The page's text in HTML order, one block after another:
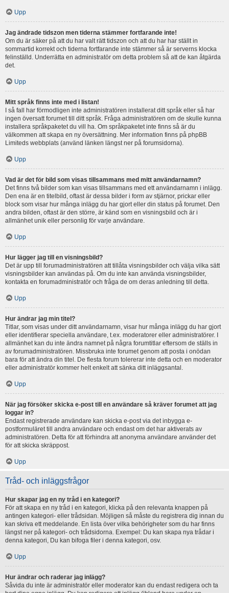
Upp
Jag ändrade tidszon men tiderna stämmer fortfarande inte!
Om du är säker på att du har valt rätt tidszon och att du har har ställt in
sommartid korrekt och tiderna fortfarande inte stämmer så är serverns klocka
felinställd. Underrätta en administratör om detta problem så att de kan åtgärda
det.
Upp
Mitt språk finns inte med i listan!
I så fall har förmodligen inte administratören installerat ditt språk eller så har
ingen översatt forumet till ditt språk. Fråga administratören om de skulle kunna
installera språkpaketet du vill ha. Om språkpaketet inte finns så är du
välkommen att skapa en ny översättning. Mer information finns på phpBB
Limiteds webbplats (använd länken längst ner på forumsidorna).
Upp
Vad är det för bild som visas tillsammans med mitt användarnamn?
Det finns två bilder som kan visas tillsammans med ett användarnamn i inlägg.
Den ena är en titelbild, oftast är dessa bilder i form av stjärnor, prickar eller
block som visar hur många inlägg du har gjort eller din status på forumet. Den
andra bilden, oftast är den större, är känd som en visningsbild och är i
allmänhet unik eller personlig för varje användare.
Upp
Hur lägger jag till en visningsbild?
Det är upp till forumadministratören att tillåta visningsbilder och välja vilka sätt
visningsbilder kan användas på. Om du inte kan använda visningsbilder,
kontakta en forumadministratör och fråga de om deras anledning till detta.
Upp
Hur ändrar jag min titel?
Titlar, som visas under ditt användarnamn, visar hur många inlägg du har gjort
eller identifierar speciella användare, t.ex. moderatorer eller administratörer. I
allmänhet kan du inte ändra namnet på några forumtitlar eftersom de ställs in
av forumadministratören. Missbruka inte forumet genom att posta i onödan
bara för att ändra din titel. De flesta forum tolererar inte detta och en moderator
eller administratör kommer helt enkelt att sänka ditt inläggsantal.
Upp
När jag försöker skicka e-post till en användare så kräver forumet att jag
loggar in?
Endast registrerade användare kan skicka e-post via det inbygga e-
postformuläret till andra användare och endast om det har aktiverats av
administratören. Detta för att förhindra att anonyma användare använder det
för att skicka skräppost.
Upp
Tråd- och inläggsfrågor
Hur skapar jag en ny tråd i en kategori?
För att skapa en ny tråd i en kategori, klicka på den relevanta knappen på
antingen kategori- eller trådsidan. Möjligen så måste du registrera dig innan du
kan skriva ett meddelande. En lista över vilka behörigheter som du har finns
längst ner på kategori- och trådsidorna. Exempel: Du kan skapa nya trådar i
denna kategori, Du kan bifoga filer i denna kategori, osv.
Upp
Hur ändrar och raderar jag inlägg?
Såvida du inte är administratör eller moderator kan du endast redigera och ta